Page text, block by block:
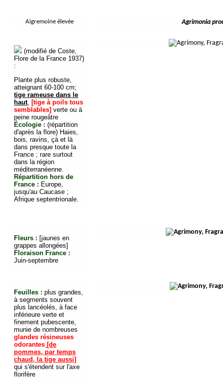
Aigremoine élevée Agrimonia
(modifié de Coste,
Flore de la France 1937)
:
Plante plus robuste,
atteignant 60-100 cm;
tige rameuse dans le
haut, [tige à poils tous
semblables]verte ou à
peine rougeâtre
Écologie :(répartition
d'après la flore) Haies,
bois, ravins, çà et là
dans presque toute la
France ; rare surtout
dans la région
méditerranéenne.
Répartition hors de
France : Europe,
jusqu'au Caucase ;
Afrique septentrionale.
Fleurs : [jaunes en
grappes allongées]
Floraison France :
Juin-septembre
Feuilles :plus grandes,
à segments souvent
plus lancéolés, à face
inférieure verte et
finement pubescente,
munie de nombreuses
glandes résineuses
odorantes [de
pommes, par temps
chaud, la tige aussi]
qui s'étendent sur l'axe
florifère